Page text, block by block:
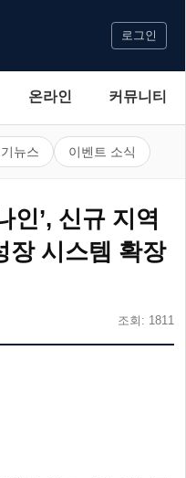
로그인
온라인 커뮤니티
뉴스 이벤트 소식
인’, 신규 지역
장 시스템 확장
조회: 1811